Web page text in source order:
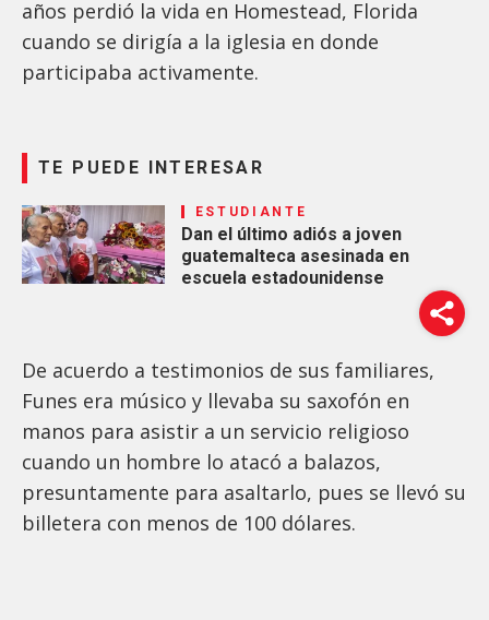
años perdió la vida en Homestead, Florida
cuando se dirigía a la iglesia en donde
participaba activamente.
TE PUEDE INTERESAR
ESTUDIANTE
Dan el último adiós a joven
guatemalteca asesinada en
escuela estadounidense
De acuerdo a testimonios de sus familiares,
Funes era músico y llevaba su saxofón en
manos para asistir a un servicio religioso
cuando un hombre lo atacó a balazos,
presuntamente para asaltarlo, pues se llevó su
billetera con menos de 100 dólares.